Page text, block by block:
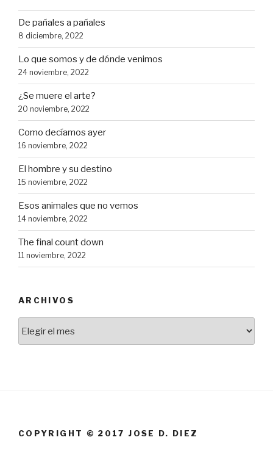
De pañales a pañales
8 diciembre, 2022
Lo que somos y de dónde venimos
24 noviembre, 2022
¿Se muere el arte?
20 noviembre, 2022
Como decíamos ayer
16 noviembre, 2022
El hombre y su destino
15 noviembre, 2022
Esos animales que no vemos
14 noviembre, 2022
The final count down
11 noviembre, 2022
ARCHIVOS
COPYRIGHT © 2017 JOSE D. DIEZ